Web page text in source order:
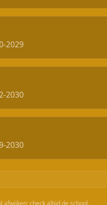
2029
2030
2030
afwijken; check altijd de school.